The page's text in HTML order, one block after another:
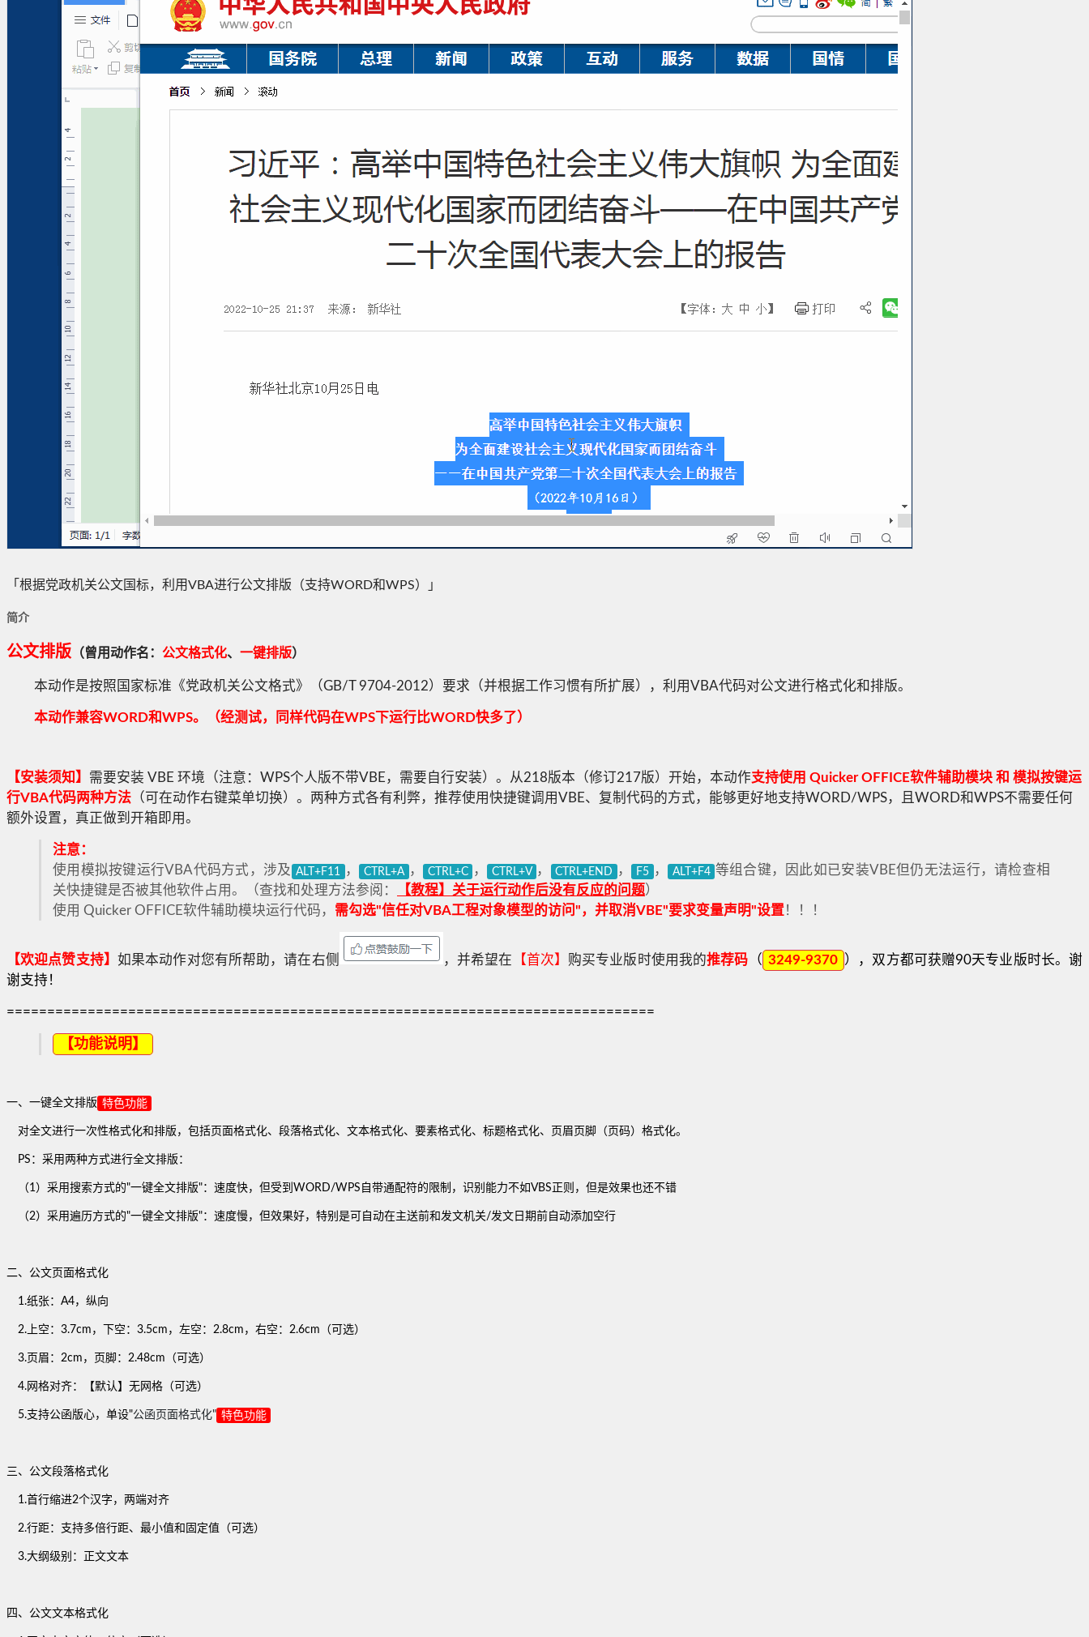
「根据党政机关公文国标，利用VBA进行公文排版（支持WORD和WPS）」
简介
公文排版 （曾用动作名： 公文格式化、 一键排版）
本动作是按照国家标准《党政机关公文格式》（GB/T 9704-2012）要求（并根据工作习惯有所扩展），利用VBA代码对公文进行格式化和排版。
本动作兼容WORD和WPS。（经测试，同样代码在WPS下运行比WORD快多了）
【安装须知】 需要安装 VBE 环境（注意：WPS个人版不带VBE，需要自行安装）。从218版本（修订217版）开始，本动作支持使用 Quicker OFFICE软件辅助模块 和 模拟按键运
行VBA代码两种方法 （可在动作右键菜单切换）。两种方式各有利弊，推荐使用快捷键调用VBE、复制代码的方式，能够更好地支持WORD/WPS，且WORD和WPS不需要任何
额外设置，真正做到开箱即用。
注意：
使用模拟按键运行VBA代码方式，涉及 ALT+F11 ， CTRL+A ， CTRL+C ， CTRL+V ， CTRL+END ， F5 ， ALT+F4 等组合键，因此如已安装VBE但仍无法运行，请检查相
关快捷键是否被其他软件占用。（查找和处理方法参阅：
【教程】关于运行动作后没有反应的问题）
使用 Quicker OFFICE软件辅助模块运行代码， 需勾选"信任对VBA工程对象模型的访问"，并取消VBE"要求变量声明"设置！！！
【欢迎点赞支持】 如果本动作对您有所帮助，请在右侧 ，并希望在 【首次】 购买专业版时使用我的推荐码 （ 3249-9370 ）
，双方都可获赠90天专业版时长。谢
谢支持！
================================================================================
【功能说明】
一、一键全文排版 特色功能
对全文进行一次性格式化和排版，包括页面格式化、段落格式化、文本格式化、要素格式化、标题格式化、页眉页脚（页码）格式化。
PS：采用两种方式进行全文排版：
（1）采用搜索方式的"一键全文排版"：速度快，但受到WORD/WPS自带通配符的限制，识别能力不如VBS正则，但是效果也还不错
（2）采用遍历方式的"一键全文排版"：速度慢，但效果好，特别是可自动在主送前和发文机关/发文日期前自动添加空行
二、公文页面格式化
1.纸张：A4，纵向
2.上空：3.7cm，下空：3.5cm，左空：2.8cm，右空：2.6cm（可选）
3.页眉：2cm，页脚：2.48cm（可选）
4.网格对齐：【默认】无网格（可选）
5.支持公函版心，单设"公函页面格式化" 特色功能
三、公文段落格式化
1.首行缩进2个汉字，两端对齐
2.行距：支持多倍行距、最小值和固定值（可选）
3.大纲级别：正文文本
四、公文文本格式化